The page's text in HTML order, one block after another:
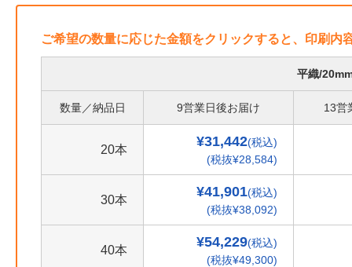
ご希望の数量に応じた金額をクリックすると、印刷内
平織/
数量／納品日 9営業日後お届け 13営
20本
¥31,442(税込)
(税抜¥28,584)
30本
¥41,901(税込)
(税抜¥38,092)
40本
¥54,229(税込)
(税抜¥49,300)